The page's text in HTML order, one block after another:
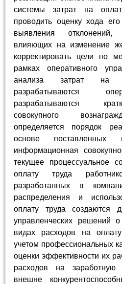
системы затрат на
проводить оценку хода
выявления
влияющих на изменение
корректировать цели по
рамках оперативного
анализа затрат на
разрабатываются
разрабатываются
совокупного
определяется порядок
основе поставленных
информационная
текущее процессуальное
оплату труда
разработанных в
распределения и
оплату труда создаются
управленческих решений
видах расходов на
учетом профессиональных
оценки эффективности их
расходов на
внешне